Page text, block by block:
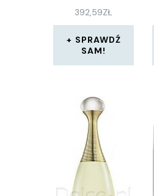
392,59ZŁ
SPRAWDŹ
SAM!